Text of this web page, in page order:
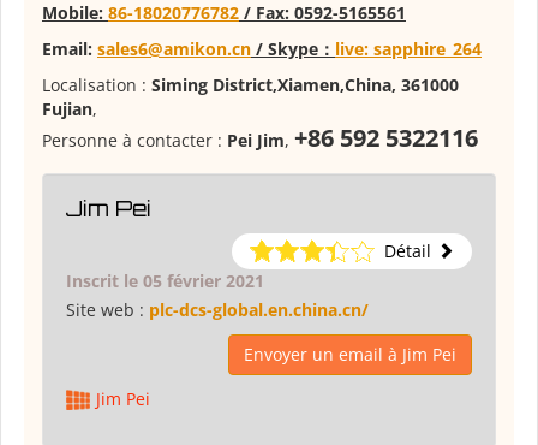
Mobile: 86-18020776782 / Fax: 0592-5165561
Email: sales6@amikon.cn / Skype： live: sapphire_264
Localisation : Siming District,Xiamen,China, 361000
Fujian,
Personne à contacter : Pei Jim, +86 592 5322116
Jim Pei
Détail
Inscrit le 05 février 2021
Site web : plc-dcs-global.en.china.cn/
Envoyer un email à Jim Pei
Jim Pei